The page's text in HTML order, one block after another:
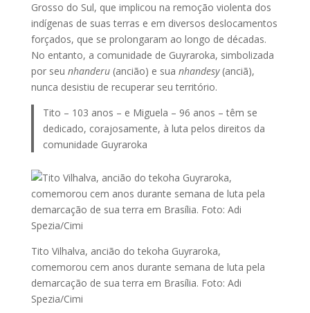
Grosso do Sul, que implicou na remoção violenta dos
indígenas de suas terras e em diversos deslocamentos
forçados, que se prolongaram ao longo de décadas.
No entanto, a comunidade de Guyraroka, simbolizada
por seu nhanderu(ancião) e sua nhandesy(anciã),
nunca desistiu de recuperar seu território.
Tito – 103 anos – e Miguela – 96 anos – têm se
dedicado, corajosamente, à luta pelos direitos da
comunidade Guyraroka
Tito Vilhalva, ancião do tekoha Guyraroka,
comemorou cem anos durante semana de luta pela
demarcação de sua terra em Brasília. Foto: Adi
Spezia/Cimi